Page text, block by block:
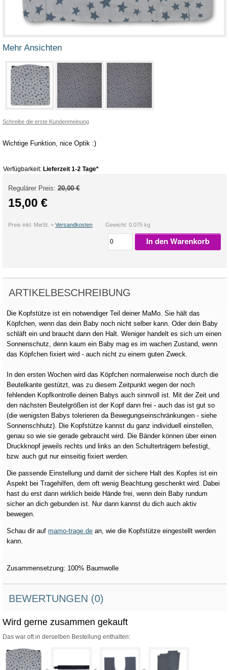
Mehr Ansichten
Schreibe die erste Kundenmeinung
Wichtige Funktion, nice Optik :)
Verfügbarkeit: Lieferzeit 1-2 Tage*
Regulärer Preis: 20,00 €
15,00 €
Preis inkl. MwSt. + Versandkosten Gewicht: 0.075 kg
In den Warenkorb
ARTIKELBESCHREIBUNG
Die Kopfstütze ist ein notwendiger Teil deiner MaMo. Sie hält das
Köpfchen, wenn das dein Baby noch nicht selber kann. Oder dein Baby
schläft ein und braucht dann den Halt. Weniger handelt es sich um einen
Sonnenschutz, denn kaum ein Baby mag es im wachen Zustand, wenn
das Köpfchen fixiert wird - auch nicht zu einem guten Zweck.
In den ersten Wochen wird das Köpfchen normalerweise noch durch die
Beutelkante gestützt, was zu diesem Zeitpunkt wegen der noch
fehlenden Kopfkontrolle deinen Babys auch sinnvoll ist. Mit der Zeit und
den nächsten Beutelgrößen ist der Kopf dann frei - auch das ist gut so
(die wenigsten Babys tolerieren da Bewegungseinschränkungen - siehe
Sonnenschhutz). Die Kopfstütze kannst du ganz individuell einstellen,
genau so wie sie gerade gebraucht wird. Die Bänder können über einen
Druckknopf jeweils rechts und links an den Schulterträgern befestigt,
bzw. auch gut nur einseitig fixiert werden.
Die passende Einstellung und damit der sichere Halt des Kopfes ist ein
Aspekt bei Tragehilfen, dem oft wenig Beachtung geschenkt wird. Dabei
hast du erst dann wirklich beide Hände frei, wenn dein Baby rundum
sicher an dich gebunden ist. Nur dann kannst du dich auch aktiv
bewegen.
Schau dir auf mamo-trage.de an, wie die Kopfstütze eingestellt werden
kann.
Zusammensetzung: 100% Baumwolle
BEWERTUNGEN (0)
Wird gerne zusammen gekauft
Das war oft in derselben Bestellung enthalten: